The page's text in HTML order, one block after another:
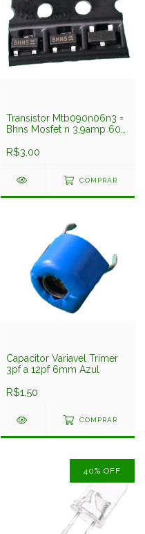
Transistor Mtb090n06n3 =
Bhns Mosfet n 3,9amp 60v
R$3,00
COMPRAR
Capacitor Variavel Trimer
3pf a 12pf 6mm Azul
R$1,50
COMPRAR
40% OFF